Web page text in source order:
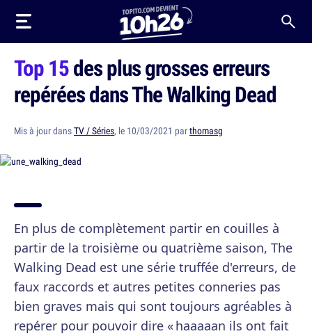
Top 15des plus grosses erreurs
repérées dans The Walking Dead
Mis à jour dansTV / Séries, le 10/03/2021 parthomasg
En plus de complètement partir en couilles à
partir de la troisième ou quatrième saison, The
Walking Dead est une série truffée d'erreurs, de
faux raccords et autres petites conneries pas
bien graves mais qui sont toujours agréables à
repérer pour pouvoir dire « haaaaan ils ont fait